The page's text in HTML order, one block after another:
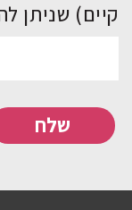
קיים) שניתן